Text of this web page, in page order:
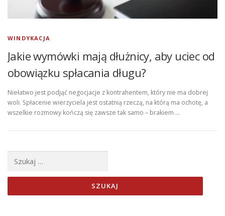
WINDYKACJA
Jakie wymówki mają dłużnicy, aby uciec od
obowiązku spłacania długu?
Niełatwo jest podjąć negocjacje z kontrahentem, który nie ma dobrej
woli. Spłacenie wierzyciela jest ostatnią rzeczą, na którą ma ochotę, a
wszelkie rozmowy kończą się zawsze tak samo – brakiem …